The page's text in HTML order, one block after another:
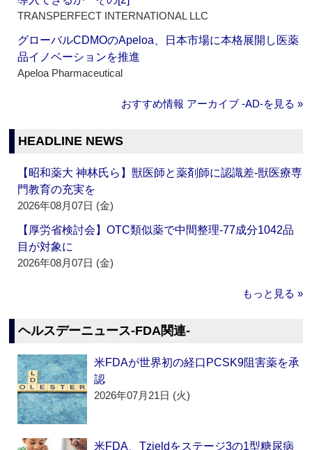
TRANSPERFECT INTERNATIONAL LLC
グローバルCDMOのApeloa、日本市場に本格展開し医薬
品イノベーションを推進
Apeloa Pharmaceutical
おすすめ情報 アーカイブ ‐AD‐を見る »
HEADLINE NEWS
【昭和薬大 神林氏ら】獣医師と薬剤師に認識差‐獣医療専
門教育の充実を
2026年08月07日 (金)
【厚労省検討会】OTC類似薬で中間整理‐77成分1042品
目が対象に
2026年08月07日 (金)
もっと見る »
ヘルスデーニュース‐FDA関連‐
米FDAが世界初の経口PCSK9阻害薬を承
認
2026年07月21日 (火)
米FDA、Tzieldをステージ3の1型糖尿病